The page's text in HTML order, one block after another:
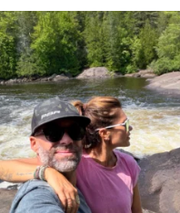
Les Laurentides, le Québec
nature.
...
309 47